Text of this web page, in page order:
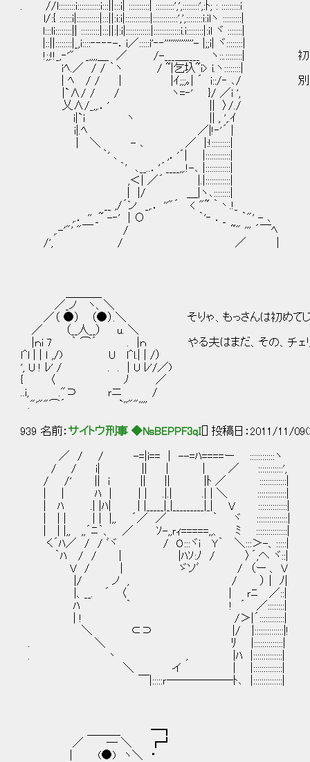
. //l::::::::i:::::::::::i:::||:::i| ::::::::::| :::::::::',',::::::::',:ﾄ; : :::::::::i
l/:{ ::::::i|:::::::::::|:::||:i:i|::::::::::::|::::::::::::',',::::::::i:ilヽ :::::::::|
l:::li::::::::|| :::::::::|:::||:|:i|::::::::::::|:::::::::::::i.i::::::::|:il ヾ :::::::|
|::||::::::::|_,i::::‐‐‐‐-．i／:::::i'‐‐''''''''''''''- |;;i| ヾ::::::::|
!;;!!_,‐'" _,,,,＿ ／ /-___＿____ ヽ::.::::::::| 初
iﾍ.／ / / ｀ヽ / ~|乞圦~i> i.ヽ::::::::|
| ﾍ / / | |ｲ;;;｡| ´ i::/‐ ､/ 別に初めて
|`∧/ / / ヽ=‐' }/ ／i ',
乂∧/_,,.．' || 〉/./
i|`i ヽ || , ',.ｲ
i|.ﾍ ／|!‐'´ |
| ＼ - ､ ／ |:!:::::::::|
｀' ､ ,．'´| |::::::::::::|
｀' ､__..．'´____,,.!-､ |::::::::::::|
,＜| ／´ |.|::::::::::::|
| |/ ＿|ヽ､::::::::|
__ ,/´ン _,.． ''"´ < "~ ｀丶.!_
,.． '' _~ -‐' | О ｀'‐ ．_ ｀"' - ､
,.-'"' "￣ / ~" ''' ´￣ﾍ
/', / ／ |
／_ノ ヽ、＼
／（ ●） （●）.＼ そりゃ、もっさんは初めてじゃ
／ （__人__） u. ＼
|ｎi 7 ｀ ⌒´ . |ｎ やる夫はまだ、その、チェリ
l^l | | ｌ ,/) U l^l.| | /）
', U ! ﾚ' / . . | U ﾚ'/／)
{ 〈 ﾉ ／
..i, ."⊃ ｒニ /
."'""⌒´ `''""''''
939 名前： サイトウ刑事 ◆NsBEPPF3qI [] 投稿日：2011/11/
／ / / -=|i== | --=ﾊ====ー ::::::::::::ヽ
/ / i| || | | ／ ::::::::::::',
/ /' || i || || |ﾄ ／ :::::::::::::|
| | ﾊ | | | .|.| .| | ＼ ::::::::::::::|
| ﾊ .| |ﾊ| | |_____|_|_________|_| V ::::::::::::::|
| | | | | |,, ´／ ／ ｀ ヾ :::::::::::::::|
| | |,, ,,´ﾆ｀、 ／ ｿ-,,ｒｨ=====,,、 ﾐ :::::::::::::::|
く´ﾊ／ / / ﾞヾ / O:::ヾi Y｀ ＼:::＞-、:::::|
｀ﾊ / / | |ﾊｿ:ﾉ / 〉´,へ ヾ::|
V / | ゞソﾞ / （ー 、 V
|/ ノ , / ） | ﾉ| へ、おまえは
|、__. ´ 〈 | ｒﾆ ／::|
ﾊ ｀ ! ´ ／::::::::|
| ! /＞|´::::::::::::|
＼ ⊂⊃ |/ |::::::::::::::|!
. ＼ ﾘ |::::::::::::::|
. 丶 , |ﾊ |::::::::::::::|
＼ イ | |::::::::::::::|
￣|:::::ｒ――――――ﾄ､ |::::::::::::::|
＿＿＿ ━┓
／ ― ＼ ┏┛
| (●) ヽ＼ ・